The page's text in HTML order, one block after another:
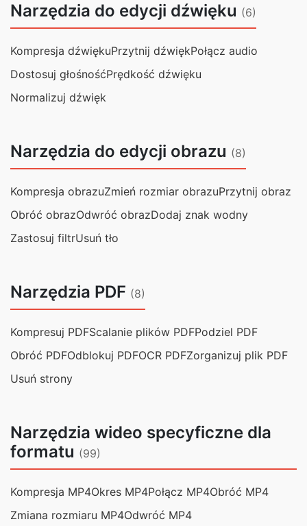
Narzędzia do edycji dźwięku (6)
Kompresja dźwiękuPrzytnij dźwiękPołącz audio
Dostosuj głośnośćPrędkość dźwięku
Normalizuj dźwięk
Narzędzia do edycji obrazu (8)
Kompresja obrazuZmień rozmiar obrazuPrzytnij obraz
Obróć obrazOdwróć obrazDodaj znak wodny
Zastosuj filtrUsuń tło
Narzędzia PDF (8)
Kompresuj PDFScalanie plików PDFPodziel PDF
Obróć PDFOdblokuj PDFOCR PDFZorganizuj plik PDF
Usuń strony
Narzędzia wideo specyficzne dla
formatu (99)
Kompresja MP4Okres MP4Połącz MP4Obróć MP4
Zmiana rozmiaru MP4Odwróć MP4